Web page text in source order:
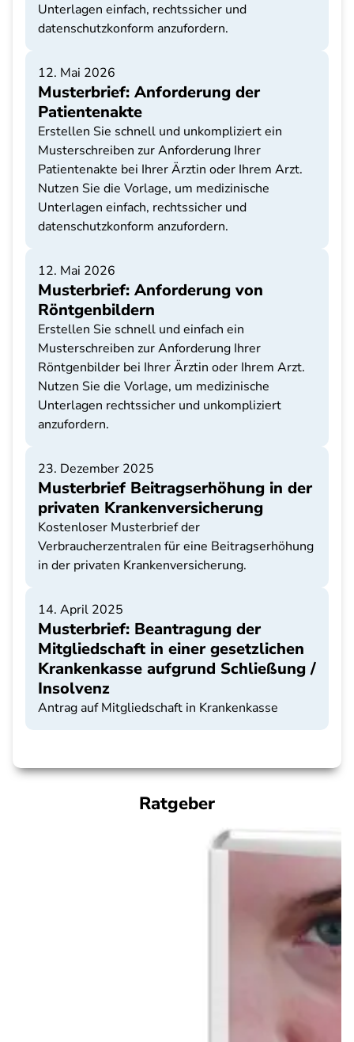
Unterlagen einfach, rechtssicher und
datenschutzkonform anzufordern.
12. Mai 2026
Musterbrief: Anforderung der
Patientenakte
Erstellen Sie schnell und unkompliziert ein
Musterschreiben zur Anforderung Ihrer
Patientenakte bei Ihrer Ärztin oder Ihrem Arzt.
Nutzen Sie die Vorlage, um medizinische
Unterlagen einfach, rechtssicher und
datenschutzkonform anzufordern.
12. Mai 2026
Musterbrief: Anforderung von
Röntgenbildern
Erstellen Sie schnell und einfach ein
Musterschreiben zur Anforderung Ihrer
Röntgenbilder bei Ihrer Ärztin oder Ihrem Arzt.
Nutzen Sie die Vorlage, um medizinische
Unterlagen rechtssicher und unkompliziert
anzufordern.
23. Dezember 2025
Musterbrief Beitragserhöhung in der
privaten Krankenversicherung
Kostenloser Musterbrief der
Verbraucherzentralen für eine Beitragserhöhung
in der privaten Krankenversicherung.
14. April 2025
Musterbrief: Beantragung der
Mitgliedschaft in einer gesetzlichen
Krankenkasse aufgrund Schließung /
Insolvenz
Antrag auf Mitgliedschaft in Krankenkasse
Ratgeber